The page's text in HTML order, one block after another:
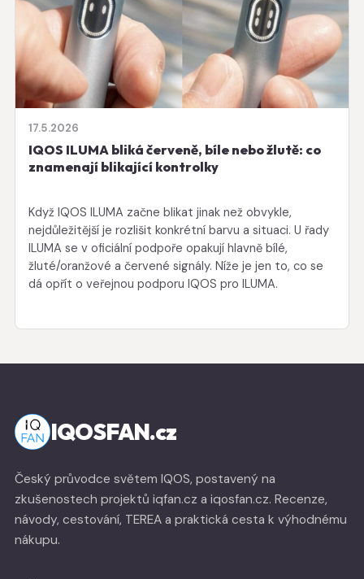
17.5.2026
IQOS ILUMA bliká červeně, bíle nebo žlutě: co
znamenají blikající kontrolky
Když IQOS ILUMA začne blikat jinak než obvykle,
nejdůležitější je rozlišit konkrétní barvu a situaci. U řady
ILUMA se v oficiální podpoře opakují hlavně bílé,
žluté/oranžové a červené signály. Níže je jen to, co se
dá opřít o veřejnou podporu IQOS pro ILUMA.
IQOSFAN.cz
Český průvodce světem IQOS, postavený na
zkušenostech projektů iqfan.cz a iqosfan.cz. Recenze,
návody, cestování, TEREA a praktická cesta k výhodnému
nákupu.